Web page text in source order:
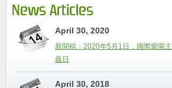
News Articles
April 30, 2020
新聞稿：2020年5月1日，國際樂園主
義日
April 30, 2018